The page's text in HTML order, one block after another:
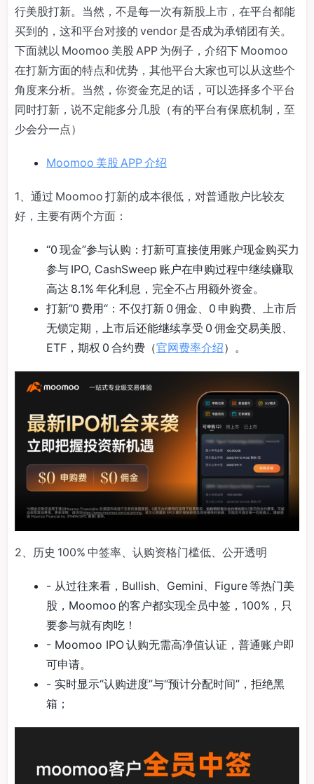
行美股打新。当然，不是每一次有新股上市，在平台都能
买到的，这和平台对接的 vendor 是否成为承销团有关。
下面就以 Moomoo 美股 APP 为例子，介绍下 Moomoo
在打新方面的特点和优势，其他平台大家也可以从这些个
角度来分析。当然，你资金充足的话，可以选择多个平台
同时打新，说不定能多分几股（有的平台有保底机制，至
少会分一点）
Moomoo 美股 APP 介绍
1、通过 Moomoo 打新的成本很低，对普通散户比较友
好，主要有两个方面：
“0 现金”参与认购：打新可直接使用账户现金购买力
参与 IPO, CashSweep 账户在申购过程中继续赚取
高达 8.1% 年化利息，完全不占用额外资金。
打新”0 费用“：不仅打新 0 佣金、0 申购费、上市后
无锁定期，上市后还能继续享受 0 佣金交易美股、
ETF，期权 0 合约费（官网费率介绍）。
2、历史 100% 中签率、认购资格门槛低、公开透明
- 从过往来看，Bullish、Gemini、Figure 等热门美
股，Moomoo 的客户都实现全员中签，100%，只
要参与就有肉吃！
- Moomoo IPO 认购无需高净值认证，普通账户即
可申请。
- 实时显示“认购进度”与“预计分配时间”，拒绝黑
箱；